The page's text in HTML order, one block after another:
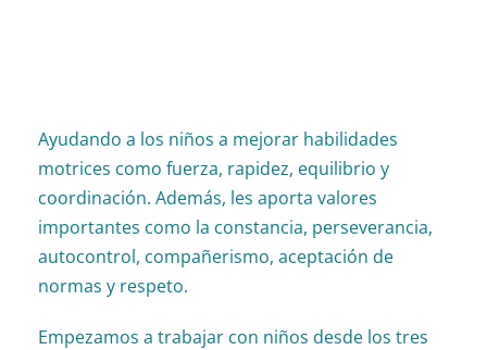
Ayudando a los niños a mejorar habilidades
motrices como fuerza, rapidez, equilibrio y
coordinación. Además, les aporta valores
importantes como la constancia, perseverancia,
autocontrol, compañerismo, aceptación de
normas y respeto.
Empezamos a trabajar con niños desde los tres